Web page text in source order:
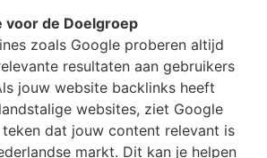
voor de Doelgroep
zoals Google proberen altijd
resultaten aan gebruikers
jouw website backlinks heeft
websites, ziet Google
dat jouw content relevant is
markt. Dit kan je helpen